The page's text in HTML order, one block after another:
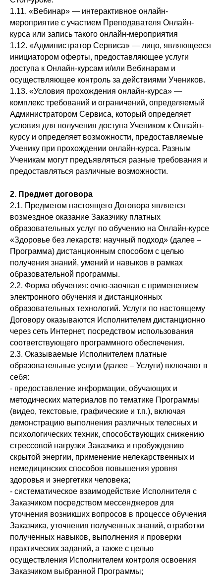
1.11. «Вебинар» — интерактивное онлайн-
мероприятие с участием Преподавателя Онлайн-
курса или запись такого онлайн-мероприятия
1.12. «Администратор Сервиса» — лицо, являющееся
инициатором оферты, предоставляющее услуги
доступа к Онлайн-курсам и/или Вебинарам и
осуществляющее контроль за действиями Учеников.
1.13. «Условия прохождения онлайн-курса» —
комплекс требований и ограничений, определяемый
Администратором Сервиса, который определяет
условия для получения доступа Учеником к Онлайн-
курсу и определяет возможности, предоставляемые
Ученику при прохождении онлайн-курса. Разным
Ученикам могут предъявляться разные требования и
предоставляться различные возможности.
2. Предмет договора
2.1. Предметом настоящего Договора является
возмездное оказание Заказчику платных
образовательных услуг по обучению на Онлайн-курсе
«Здоровье без лекарств: научный подход» (далее –
Программа) дистанционным способом с целью
получения знаний, умений и навыков в рамках
образовательной программы.
2.2. Форма обучения: очно-заочная с применением
электронного обучения и дистанционных
образовательных технологий. Услуги по настоящему
Договору оказываются Исполнителем дистанционно
через сеть Интернет, посредством использования
соответствующего программного обеспечения.
2.3. Оказываемые Исполнителем платные
образовательные услуги (далее – Услуги) включают в
себя:
- предоставление информации, обучающих и
методических материалов по тематике Программы
(видео, текстовые, графические и т.п.), включая
демонстрацию выполнения различных телесных и
психологических техник, способствующих снижению
стрессовой нагрузки Заказчика и пробуждению
скрытой энергии, применение нелекарственных и
немедицинских способов повышения уровня
здоровья и энергетики человека;
- систематическое взаимодействие Исполнителя с
Заказчиком посредством мессенджеров для
уточнения возникших вопросов в процессе обучения
Заказчика, уточнения полученных знаний, отработки
полученных навыков, выполнения и проверки
практических заданий, а также с целью
осуществления Исполнителем контроля освоения
Заказчиком выбранной Программы;